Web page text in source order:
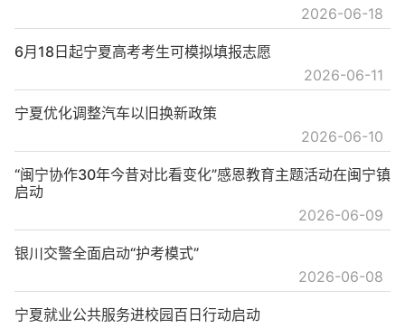
2026-06-18
2026-06-11
6月18日起宁夏高考考生可模拟填报志愿
2026-06-10
宁夏优化调整汽车以旧换新政策
2026-06-09
“闽宁协作30年今昔对比看变化”感恩教育主题活动在闽宁镇
启动
2026-06-08
银川交警全面启动“护考模式”
宁夏就业公共服务进校园百日行动启动